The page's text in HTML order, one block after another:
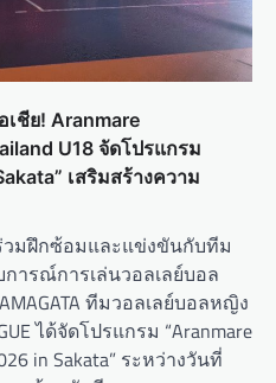
ชีย! Aranmare
U18 จัดโปรแกรม
เสริมสร้างความ
มฝึกซ้อมและแข่งขันกับทีม
การณ์การเล่นวอลเลย์บอล
ทีมวอลเลย์บอลหญิง
ได้จัดโปรแกรม “Aranmare
in Sakata” ระหว่างวันที่